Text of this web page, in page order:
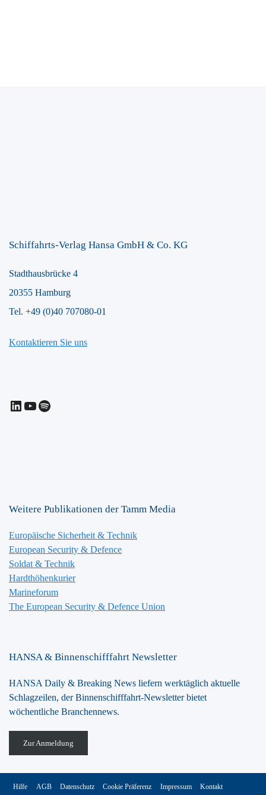
Schiffahrts-Verlag Hansa GmbH & Co. KG
Stadthausbrücke 4
20355 Hamburg
Tel. +49 (0)40 707080-01
Kontaktieren Sie uns
LinkedIn
YouTube
Spotify
Weitere Publikationen der Tamm Media
Europäische Sicherheit & Technik
European Security & Defence
Soldat & Technik
Hardthöhenkurier
Marineforum
The European Security & Defence Union
HANSA & Binnenschifffahrt Newsletter
HANSA Daily & Breaking News liefern werktäglich aktuelle
Schlagzeilen, der Binnenschifffahrt-Newsletter bietet
wöchentliche Branchennews.
Zur Anmeldung
Hilfe AGB Datenschutz Cookie Präferenz Impressum Kontakt